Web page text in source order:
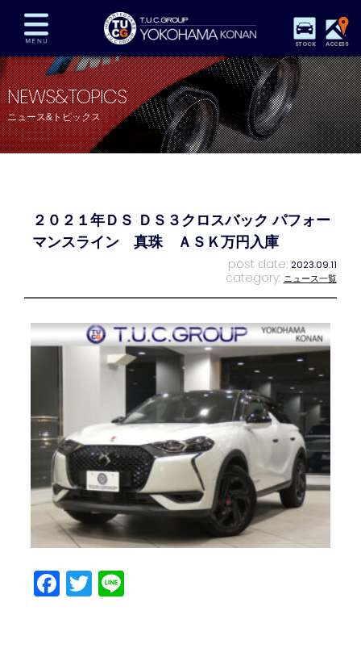
STOCK ACCESS
在庫車両情報 保証&サービス パーツリスト
TUCとは？ 店舗情報 アクセスマップ
全国納車 特別作業 注文販売
プライバシーポリシー スタッフblog
NEWS&TOPICS
ニュース&トピックス
２０２１年ＤＳ ＤＳ３クロスバック パフォー
マンスライン 真珠 ＡＳＫ万円入庫
post date: 2023.09.11
category: ニュース一覧
Facebook
Twitter